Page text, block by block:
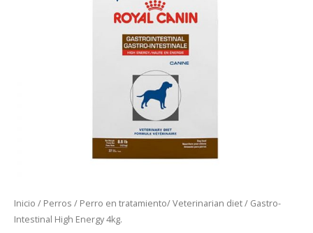
Inicio / Perros / Perro en tratamiento/ Veterinarian diet/ Gastro-
Intestinal High Energy 4kg.